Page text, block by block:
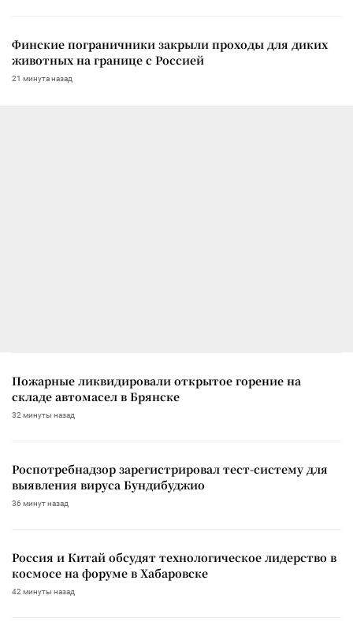
Финские пограничники закрыли проходы для диких
животных на границе с Россией
21 минута назад
Пожарные ликвидировали открытое горение на
складе автомасел в Брянске
32 минуты назад
Роспотребнадзор зарегистрировал тест-систему для
выявления вируса Бундибуджио
36 минут назад
Россия и Китай обсудят технологическое лидерство в
космосе на форуме в Хабаровске
42 минуты назад